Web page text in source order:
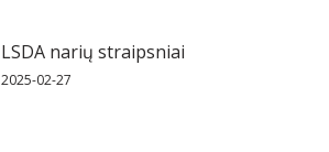
LSDA narių straipsniai
2025-02-27